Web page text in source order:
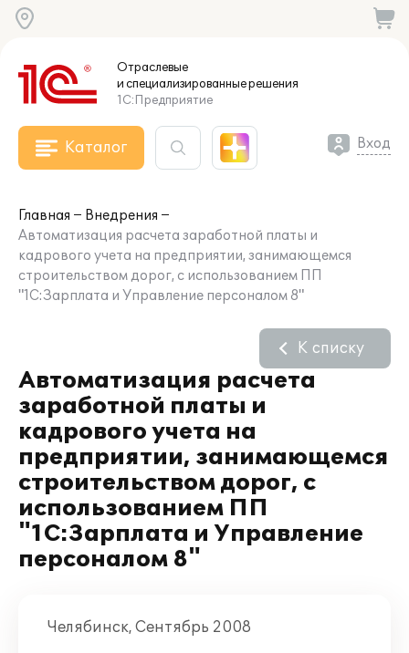
Отраслевые
и специализированныерешения
1С:Предприятие
Каталог Вход
Главная
Внедрения
Автоматизация расчета заработной платы и
кадрового учета на предприятии, занимающемся
строительством дорог, с использованием ПП
"1С:Зарплата и Управление персоналом 8"
Автоматизация расчета
заработной платы и
кадрового учета на
предприятии, занимающемся
строительством дорог, с
использованием ПП
"1С:Зарплата и Управление
персоналом 8"
К списку
Челябинск, Сентябрь 2008